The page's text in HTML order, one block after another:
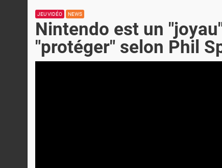
JEU VIDÉO NEWS
Nintendo est un
"protéger" selon Phil